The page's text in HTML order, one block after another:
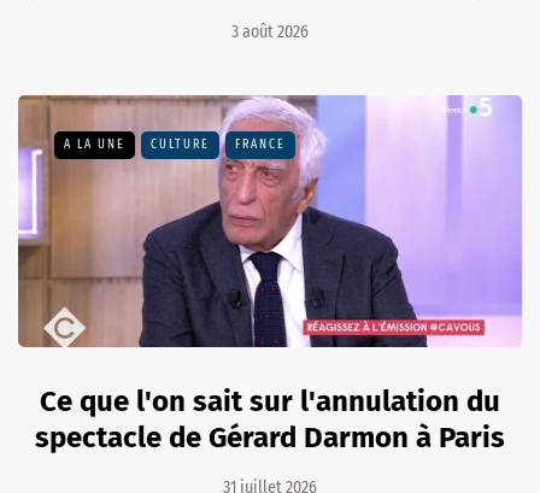
3 août 2026
A LA UNE CULTURE FRANCE
Ce que l'on sait sur l'annulation du
spectacle de Gérard Darmon à Paris
31 juillet 2026